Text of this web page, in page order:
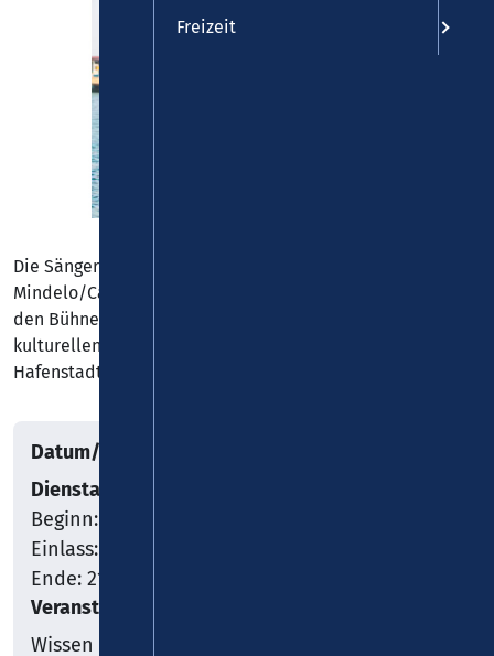
Die Sängerin und Gitarristin Claudia Sofia lebt in
Mindelo/Cabo Verde und ist dort regelmäßiger Gast auf
den Bühnen der Musikclubs in dieser oftmals als
kulturellen Hauptstadt der Kapverden bezeichneten
Hafenstadt.
Datum/Uhrzeit
Dienstag, 01.10.2024
Beginn: 19:00
Einlass: 18:30
Ende: 21:30
Veranstaltungsort
Wissen
Freizeit